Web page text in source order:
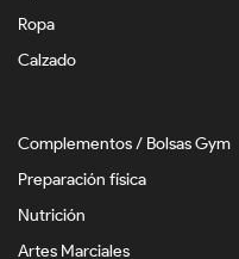
Ropa
Calzado
Complementos / Bolsas Gym
Preparación física
Nutrición
Artes Marciales